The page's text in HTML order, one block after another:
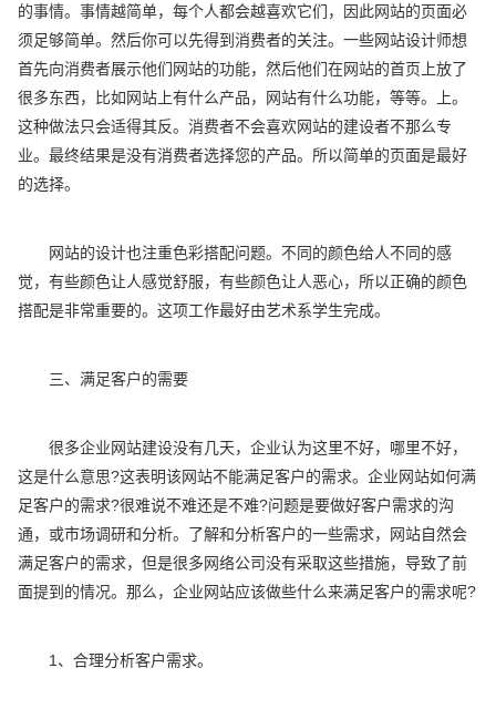
的事情。事情越简单，每个人都会越喜欢它们，因此网站的页面必
须足够简单。然后你可以先得到消费者的关注。一些网站设计师想
首先向消费者展示他们网站的功能，然后他们在网站的首页上放了
很多东西，比如网站上有什么产品，网站有什么功能，等等。上。
这种做法只会适得其反。消费者不会喜欢网站的建设者不那么专
业。最终结果是没有消费者选择您的产品。所以简单的页面是最好
的选择。
网站的设计也注重色彩搭配问题。不同的颜色给人不同的感
觉，有些颜色让人感觉舒服，有些颜色让人恶心，所以正确的颜色
搭配是非常重要的。这项工作最好由艺术系学生完成。
三、满足客户的需要
很多企业网站建设没有几天，企业认为这里不好，哪里不好，
这是什么意思?这表明该网站不能满足客户的需求。企业网站如何满
足客户的需求?很难说不难还是不难?问题是要做好客户需求的沟
通，或市场调研和分析。了解和分析客户的一些需求，网站自然会
满足客户的需求，但是很多网络公司没有采取这些措施，导致了前
面提到的情况。那么，企业网站应该做些什么来满足客户的需求呢?
1、合理分析客户需求。